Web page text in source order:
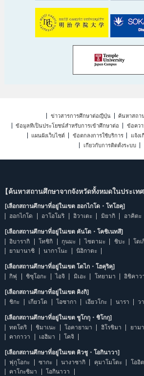
ข่าวสารการศึกษาต่อญี่ปุ่น
ค้นหาสถา
ข้อมูลที่เป็นประโยชน์สำหรับการเข้าศึกษาต่อ
ข้อคว
แผนผังเว็บไซต์
ข้อตกลงการใช้บริการ
แจ้ง
เกี่ยวกับการติดตั้งระบบ
【ค้นหาสถานศึกษาจากจังหวัดทั้งหมดในประเท
[เลือกสถานศึกษาที่อยู่ในเขต ฮอกไกโด・โทโฮคุ]
ฮอกไกโด
อาโอโมริ อิวาเตะ มิยากิ อาคิตะ
[เลือกสถานศึกษาที่อยู่ในเขต คันโต・โคชิเนทสึ]
อิบารากิ
โทชิกิ กุนมะ ไซตามะ ชิบะ โตเ
ยามานาชิ
นากาโนะ นิอิกาตะ
[เลือกสถานศึกษาที่อยู่ในเขต โตไก・โฮคุริคุ]
กิฟุ
ชิซุโอกะ ไอจิ มิเอะ โทยามา อิชิคาว
[เลือกสถานศึกษาที่อยู่ในเขต คิงกิ]
ชิกะ
เกียวโต โอซากา เฮียวโกะ นารา ว
[เลือกสถานศึกษาที่อยู่ในเขต ชูโกกุ・ชิโกกุ]
ทตโตริ
ชิมาเนะ โอคายามา ฮิโรชิมา ยาม
คากาวา
เอฮิมา โคจิ
[เลือกสถานศึกษาที่อยู่ในเขต คิวชู・โอกินาวา]
ฟุกุโอกะ
ซากะ นางาซากิ คุมาโมโตะ โออิ
คาโกะชิมา
โอกินาวา